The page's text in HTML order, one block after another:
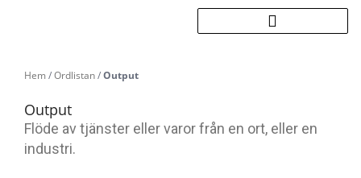
Hem/Ordlistan/Output
Output
Flöde av tjänster eller varor från en ort, eller en
industri.